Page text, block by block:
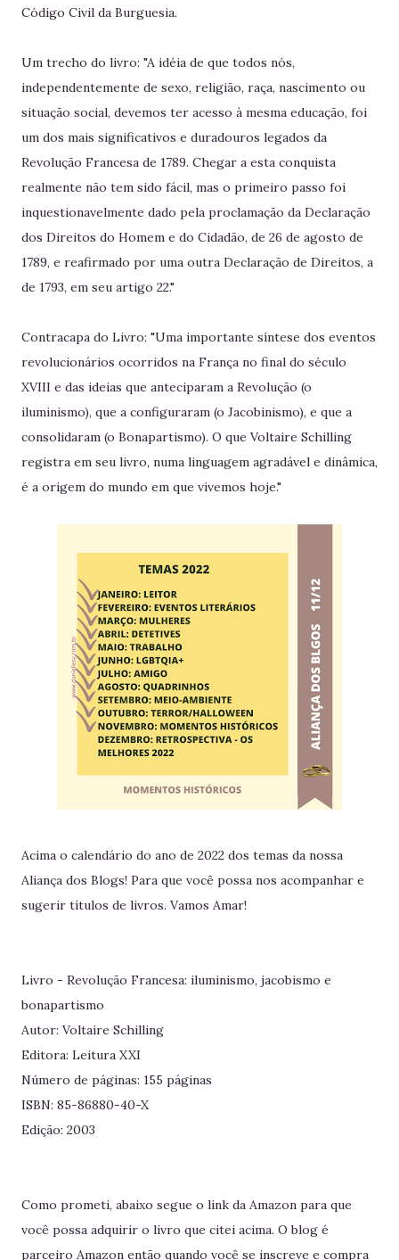
Código Civil da Burguesia.
Um trecho do livro: "A idéia de que todos nós,
independentemente de sexo, religião, raça, nascimento ou
situação social, devemos ter acesso à mesma educação, foi
um dos mais significativos e duradouros legados da
Revolução Francesa de 1789. Chegar a esta conquista
realmente não tem sido fácil, mas o primeiro passo foi
inquestionavelmente dado pela proclamação da Declaração
dos Direitos do Homem e do Cidadão, de 26 de agosto de
1789, e reafirmado por uma outra Declaração de Direitos, a
de 1793, em seu artigo 22."
Contracapa do Livro: "Uma importante síntese dos eventos
revolucionários ocorridos na França no final do século
XVIII e das ideias que anteciparam a Revolução (o
iluminismo), que a configuraram (o Jacobinismo), e que a
consolidaram (o Bonapartismo). O que Voltaire Schilling
registra em seu livro, numa linguagem agradável e dinâmica,
é a origem do mundo em que vivemos hoje."
Acima o calendário do ano de 2022 dos temas da nossa
Aliança dos Blogs! Para que você possa nos acompanhar e
sugerir títulos de livros. Vamos Amar!
Livro - Revolução Francesa: iluminismo, jacobismo e
bonapartismo
Autor: Voltaire Schilling
Editora: Leitura XXI
Número de páginas: 155 páginas
ISBN: 85-86880-40-X
Edição: 2003
Como prometi, abaixo segue o link da Amazon para que
você possa adquirir o livro que citei acima. O blog é
parceiro Amazon então quando você se inscreve e compra